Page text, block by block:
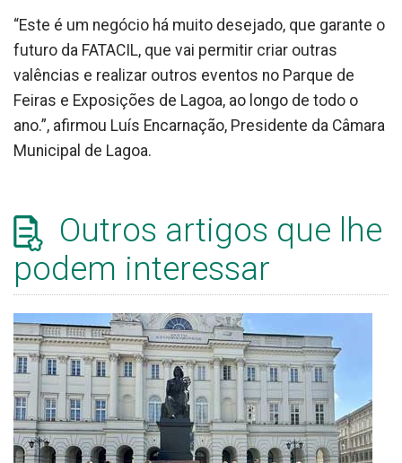
“Este é um negócio há muito desejado, que garante o
futuro da FATACIL, que vai permitir criar outras
valências e realizar outros eventos no Parque de
Feiras e Exposições de Lagoa, ao longo de todo o
ano.”, afirmou Luís Encarnação, Presidente da Câmara
Municipal de Lagoa.
Outros artigos que lhe
podem interessar